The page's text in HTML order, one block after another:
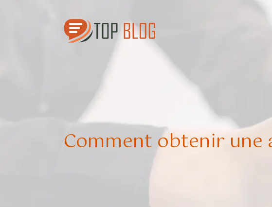
Comment obtenir